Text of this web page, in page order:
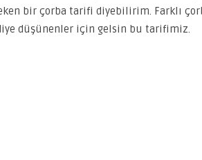
bir çorba tarifi diyebilirim. Farklı
düşünenler için gelsin bu tarifimiz.